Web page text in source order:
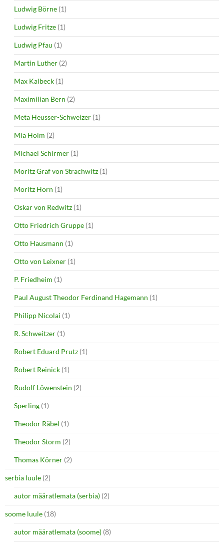
Ludwig Börne (1)
Ludwig Fritze (1)
Ludwig Pfau (1)
Martin Luther (2)
Max Kalbeck (1)
Maximilian Bern (2)
Meta Heusser-Schweizer (1)
Mia Holm (2)
Michael Schirmer (1)
Moritz Graf von Strachwitz (1)
Moritz Horn (1)
Oskar von Redwitz (1)
Otto Friedrich Gruppe (1)
Otto Hausmann (1)
Otto von Leixner (1)
P. Friedheim (1)
Paul August Theodor Ferdinand Hagemann (1)
Philipp Nicolai (1)
R. Schweitzer (1)
Robert Eduard Prutz (1)
Robert Reinick (1)
Rudolf Löwenstein (2)
Sperling (1)
Theodor Räbel (1)
Theodor Storm (2)
Thomas Körner (2)
serbia luule (2)
autor määratlemata (serbia) (2)
soome luule (18)
autor määratlemata (soome) (8)